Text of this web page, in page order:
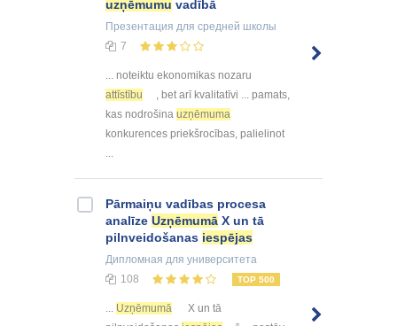
uzņēmumu vadībā
Презентация для средней школы
7
... noteiktu ekonomikas nozaru
attīstību
, bet arī kvalitatīvi ... pamats,
kas nodrošina uzņēmuma
konkurences priekšrocības, palielinot
...
Pārmaiņu vadības procesa
analīze Uzņēmumā X un tā
pilnveidošanas iespējas
Дипломная для университета
108
TOP 500
... Uzņēmumā
X un tā